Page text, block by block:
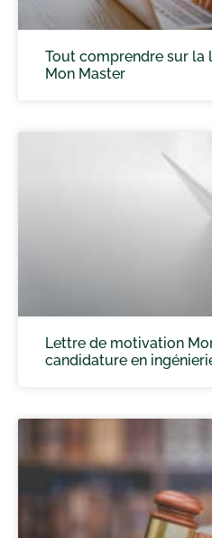
Tout comprendre sur
Mon Master
Lettre de motivation
candidature en